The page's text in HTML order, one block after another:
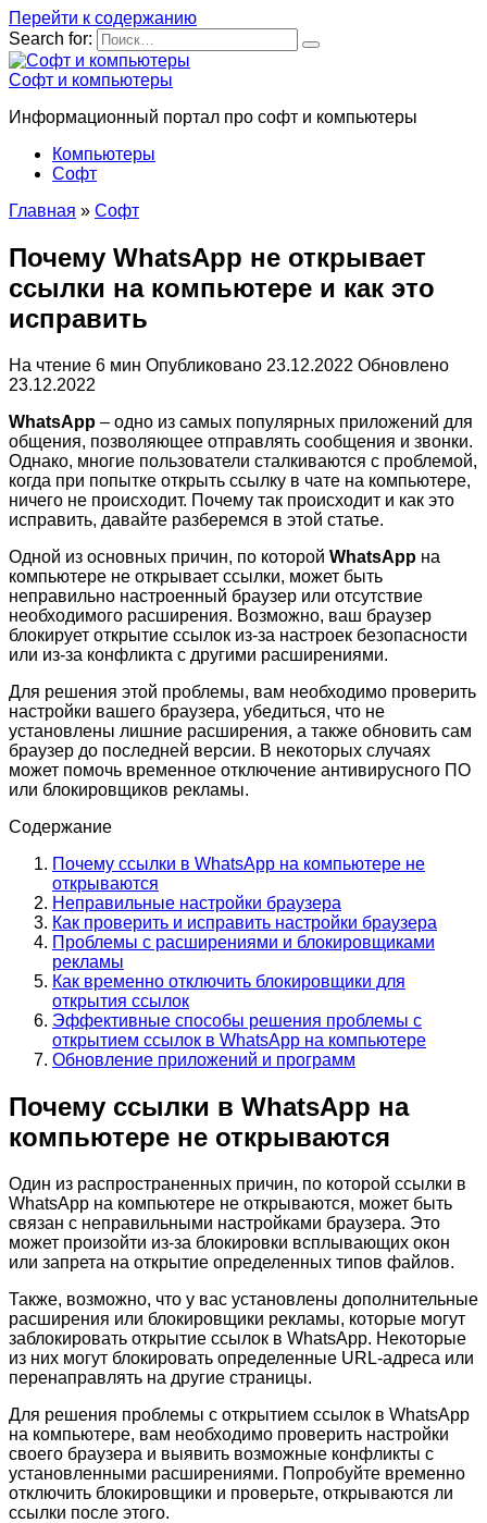
Перейти к содержанию
Search for:
Софт и компьютеры
Информационный портал про софт и компьютеры
Компьютеры
Софт
Главная » Софт
Почему WhatsApp не открывает
ссылки на компьютере и как это
исправить
На чтение 6 мин Опубликовано 23.12.2022 Обновлено
23.12.2022
WhatsApp – одно из самых популярных приложений для
общения, позволяющее отправлять сообщения и звонки.
Однако, многие пользователи сталкиваются с проблемой,
когда при попытке открыть ссылку в чате на компьютере,
ничего не происходит. Почему так происходит и как это
исправить, давайте разберемся в этой статье.
Одной из основных причин, по которой WhatsApp на
компьютере не открывает ссылки, может быть
неправильно настроенный браузер или отсутствие
необходимого расширения. Возможно, ваш браузер
блокирует открытие ссылок из-за настроек безопасности
или из-за конфликта с другими расширениями.
Для решения этой проблемы, вам необходимо проверить
настройки вашего браузера, убедиться, что не
установлены лишние расширения, а также обновить сам
браузер до последней версии. В некоторых случаях
может помочь временное отключение антивирусного ПО
или блокировщиков рекламы.
Содержание
Почему ссылки в WhatsApp на компьютере не
открываются
Неправильные настройки браузера
Как проверить и исправить настройки браузера
Проблемы с расширениями и блокировщиками
рекламы
Как временно отключить блокировщики для
открытия ссылок
Эффективные способы решения проблемы с
открытием ссылок в WhatsApp на компьютере
Обновление приложений и программ
Почему ссылки в WhatsApp на
компьютере не открываются
Один из распространенных причин, по которой ссылки в
WhatsApp на компьютере не открываются, может быть
связан с неправильными настройками браузера. Это
может произойти из-за блокировки всплывающих окон
или запрета на открытие определенных типов файлов.
Также, возможно, что у вас установлены дополнительные
расширения или блокировщики рекламы, которые могут
заблокировать открытие ссылок в WhatsApp. Некоторые
из них могут блокировать определенные URL-адреса или
перенаправлять на другие страницы.
Для решения проблемы с открытием ссылок в WhatsApp
на компьютере, вам необходимо проверить настройки
своего браузера и выявить возможные конфликты с
установленными расширениями. Попробуйте временно
отключить блокировщики и проверьте, открываются ли
ссылки после этого.